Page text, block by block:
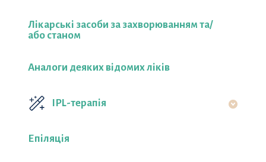
Лікарські засоби за захворюванням та/
або станом
Аналоги деяких відомих ліків
IPL-терапія
Епіляція